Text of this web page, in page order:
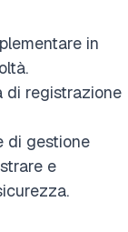
in
di registrazione
di gestione
e